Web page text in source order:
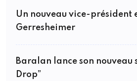
Un nouveau vice-président
Gerresheimer
Baralan lance son nouveau
Drop”